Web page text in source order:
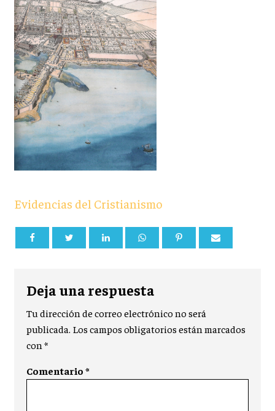
Evidencias del Cristianismo
Deja una respuesta
Tu dirección de correo electrónico no será
publicada. Los campos obligatorios están marcados
con*
Comentario*